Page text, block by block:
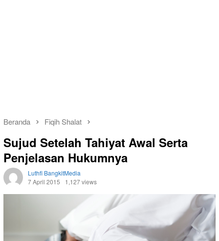
Beranda Fiqih Shalat
Sujud Setelah Tahiyat Awal Serta
Penjelasan Hukumnya
Luthfi BangkitMedia
7 April 2015
1,127 views